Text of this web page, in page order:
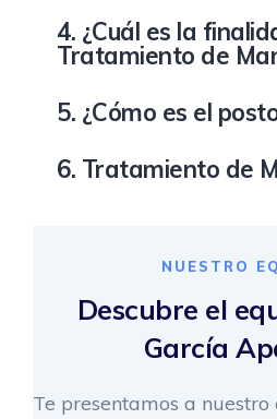
4. ¿Cuál es la
Tratamiento de
5. ¿Cómo es el
6. Tratamiento de
NUESTRO
Descubre el
García
Te presentamos a